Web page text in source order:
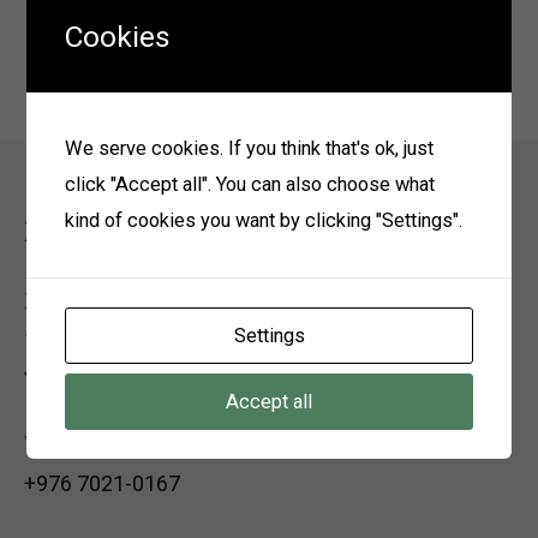
Холбоо барих
Хаяг
12150 Улаанбаатар хот, Багануур дүүрэг, 3-р хороо,
Үйлдвэрийн хэсэг, Өөрийн байр
Утас
+976 7021-0167
Cookies
We serve cookies. If you think that's ok, just
click "Accept all". You can also choose what
kind of cookies you want by clicking "Settings".
Settings
Accept all